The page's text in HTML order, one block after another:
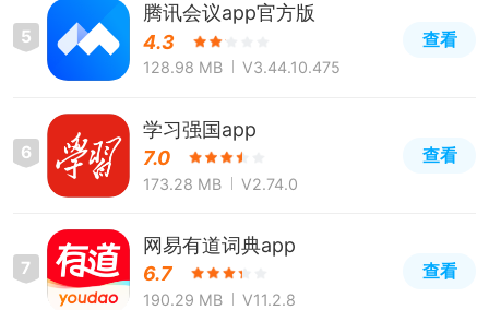
5
腾讯会议app官方版
4.3
128.98 MB V3.44.10.475
查看
6
学习强国app
7.0
173.28 MB V2.74.0
查看
7
网易有道词典app
6.7
190.29 MB V11.2.8
查看